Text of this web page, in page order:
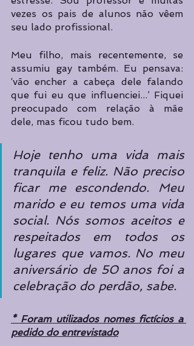
vezes os pais de alunos não vêem
seu lado profissional.
Meu filho, mais recentemente, se
assumiu gay também. Eu pensava:
‘vão encher a cabeça dele falando
que fui eu que influenciei...’ Fiquei
preocupado com relação à mãe
dele, mas ficou tudo bem.
Hoje tenho uma vida mais
tranquila e feliz. Não preciso
ficar me escondendo. Meu
marido e eu temos uma vida
social. Nós somos aceitos e
respeitados em todos os
lugares que vamos. No meu
aniversário de 50 anos foi a
celebração do perdão, sabe.
* Foram utilizados nomes fictícios a
pedido do entrevistado